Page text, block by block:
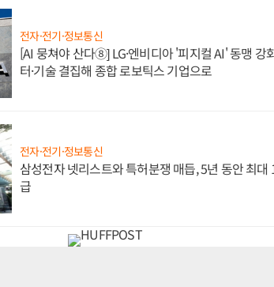
전자·전기·정보통신
[AI 뭉쳐야 산다⑧] LG·엔비디아 '피지컬 AI' 동맹 강
터·기술 결집해 종합 로보틱스 기업으로
전자·전기·정보통신
삼성전자 넷리스트와 특허분쟁 매듭, 5년 동안 최대
급